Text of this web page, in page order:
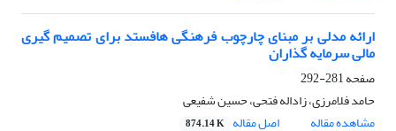
ارائه مدلی بر مبنای چارچوب فرهنگی هافستد برای تصمیم گیری
مالی سرمایه گذاران
صفحه281-292
حامد فلامرزی، زاداله فتحی، حسین شفیعی
مشاهده مقاله
اصل مقاله 874.14 K